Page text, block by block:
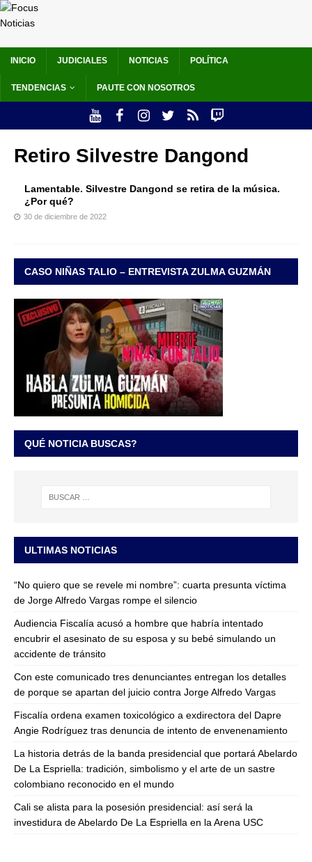
INICIO JUDICIALES NOTICIAS POLÍTICA
TENDENCIAS PAUTE CON NOSOTROS
Retiro Silvestre Dangond
Lamentable. Silvestre Dangond se retira de la música.
¿Por qué?
30 de diciembre de 2022
CASO NIÑAS TALIO – ENTREVISTA ZULMA GUZMÁN
QUÉ NOTICIA BUSCAS?
ULTIMAS NOTICIAS
“No quiero que se revele mi nombre”: cuarta presunta víctima
de Jorge Alfredo Vargas rompe el silencio
Audiencia Fiscalía acusó a hombre que habría intentado
encubrir el asesinato de su esposa y su bebé simulando un
accidente de tránsito
Con este comunicado tres denunciantes entregan los detalles
de porque se apartan del juicio contra Jorge Alfredo Vargas
Fiscalía ordena examen toxicológico a exdirectora del Dapre
Angie Rodríguez tras denuncia de intento de envenenamiento
La historia detrás de la banda presidencial que portará Abelardo
De La Espriella: tradición, simbolismo y el arte de un sastre
colombiano reconocido en el mundo
Cali se alista para la posesión presidencial: así será la
investidura de Abelardo De La Espriella en la Arena USC